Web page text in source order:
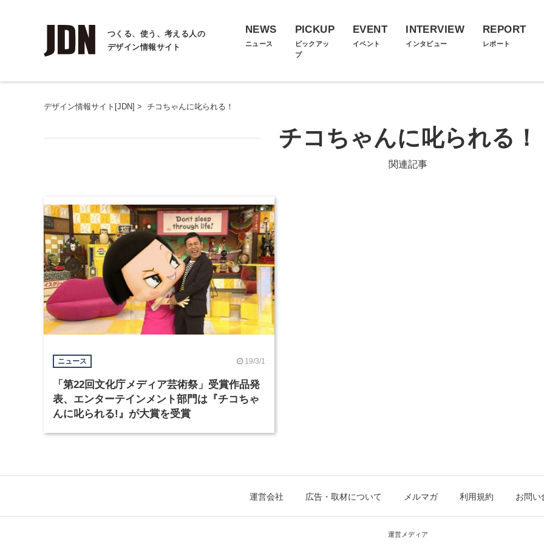
つくる、使う、考える人の
デザイン情報サイト
NEWS
ニュース
PICKUP
ピックアッ
プ
EVENT
イベント
INTERVIEW
インタビュー
REPORT
レポート
デザイン情報サイト[JDN] > チコちゃんに叱られる！
チコちゃんに叱られる！
関連記事
ニュース 19/3/1
「第22回文化庁メディア芸術祭」受賞作品発
表、エンターテインメント部門は『チコちゃ
んに叱られる!』が大賞を受賞
運営会社 広告・取材について メルマガ 利用規約 お問い
運営メディア